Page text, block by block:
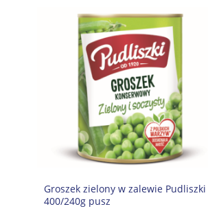
Groszek zielony w zalewie Pudliszki
400/240g pusz